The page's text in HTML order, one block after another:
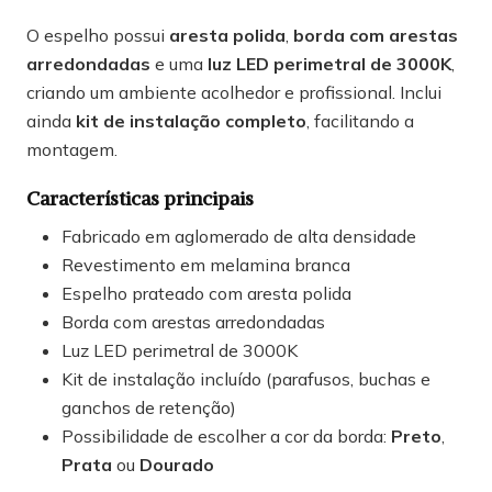
O espelho possui aresta polida, borda com arestas
arredondadas e uma luz LED perimetral de 3000K,
criando um ambiente acolhedor e profissional. Inclui
ainda kit de instalação completo, facilitando a
montagem.
Características principais
Fabricado em aglomerado de alta densidade
Revestimento em melamina branca
Espelho prateado com aresta polida
Borda com arestas arredondadas
Luz LED perimetral de 3000K
Kit de instalação incluído (parafusos, buchas e
ganchos de retenção)
Possibilidade de escolher a cor da borda: Preto,
Prata ou Dourado